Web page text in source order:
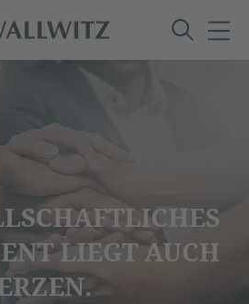
LIEGT AUCH